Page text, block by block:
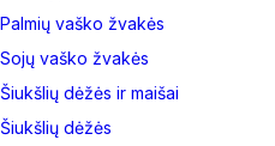
Palmių vaško žvakės
Sojų vaško žvakės
Šiukšlių dėžės ir maišai
Šiukšlių dėžės